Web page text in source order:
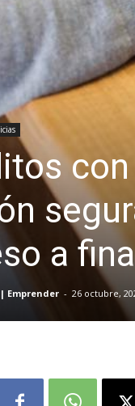
a
Emprender - 26 octubre,